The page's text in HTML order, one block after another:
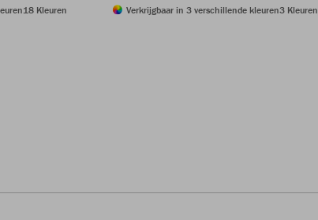
18 Kleuren Verkrijgbaar in 3 verschillende kleuren3 Kleuren